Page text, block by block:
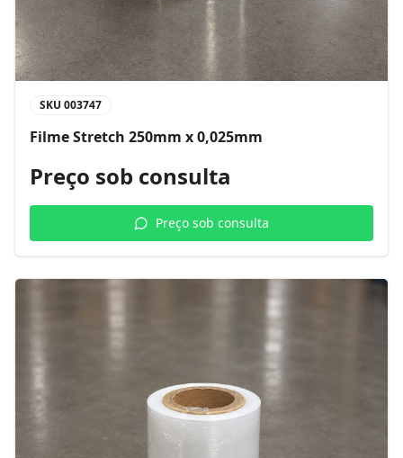
SKU 003747
Filme Stretch 250mm x 0,025mm
Preço sob consulta
Preço sob consulta